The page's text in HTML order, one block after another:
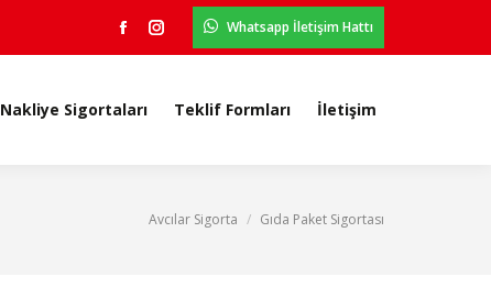
FacebookInstagramWhatsapp İletişim Hattı
Nakliye Sigortaları Teklif Formları İletişim
You are here:
Avcılar Sigorta Gıda Paket Sigortası
Nakliye Sigortaları Teklif Formları İletişim